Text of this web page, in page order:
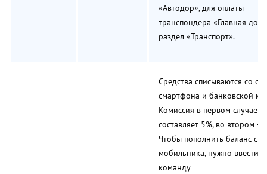
«Автодор», для оплаты
транспондера «Главная
раздел «Транспорт».
Средства списываются со
смартфона и банковской
Комиссия в первом случае
составляет 5%, во втором –
Чтобы пополнить баланс с
мобильника, нужно ввести
команду